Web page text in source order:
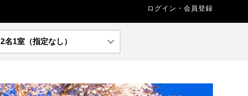
ログイン・会員登録
2名1室（指定なし）